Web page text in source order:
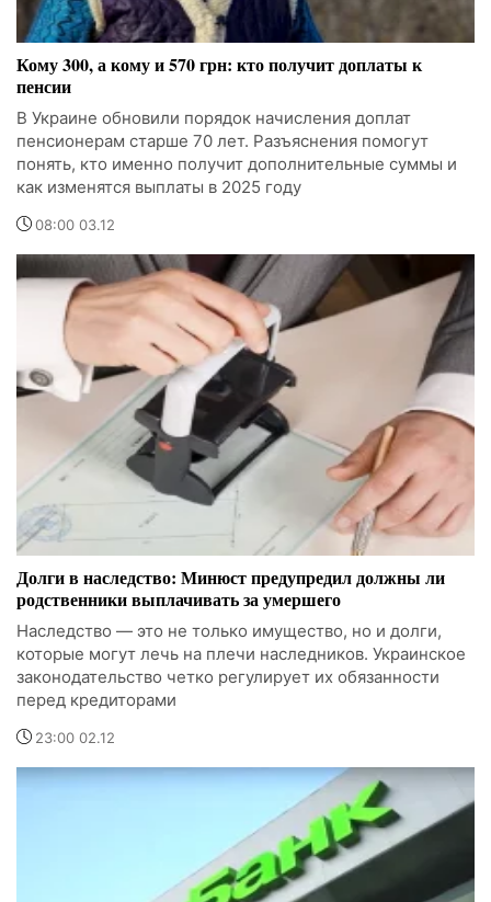
Кому 300, а кому и 570 грн: кто получит доплаты к
пенсии
В Украине обновили порядок начисления доплат
пенсионерам старше 70 лет. Разъяснения помогут
понять, кто именно получит дополнительные суммы и
как изменятся выплаты в 2025 году
08:00 03.12
Долги в наследство: Минюст предупредил должны ли
родственники выплачивать за умершего
Наследство — это не только имущество, но и долги,
которые могут лечь на плечи наследников. Украинское
законодательство четко регулирует их обязанности
перед кредиторами
23:00 02.12